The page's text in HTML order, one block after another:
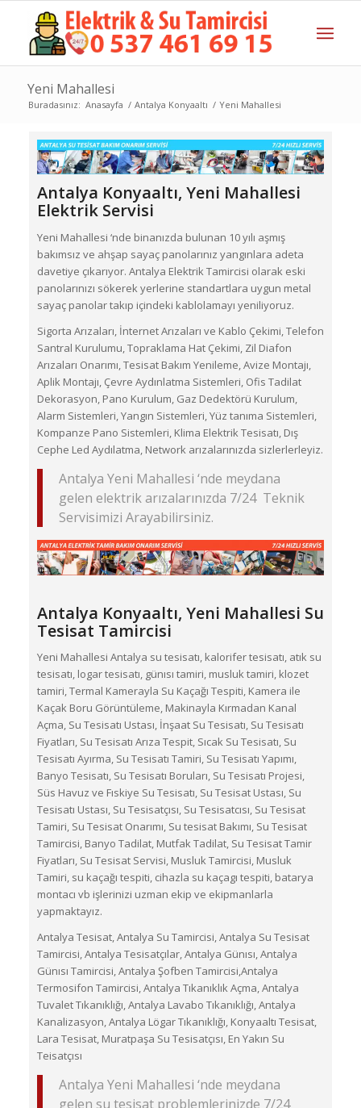
Yeni Mahallesi
Buradasınız: Anasayfa / Antalya Konyaaltı / Yeni Mahallesi
Antalya Konyaaltı, Yeni Mahallesi
Elektrik Servisi
Yeni Mahallesi ‘nde binanızda bulunan 10 yılı aşmış
bakımsız ve ahşap sayaç panolarınız yangınlara adeta
davetiye çıkarıyor. Antalya Elektrik Tamircisi olarak eski
panolarınızı sökerek yerlerine standartlara uygun metal
sayaç panolar takıp içindeki kablolamayı yeniliyoruz.
Sigorta Arızaları, İnternet Arızaları ve Kablo Çekimi, Telefon
Santral Kurulumu, Topraklama Hat Çekimi, Zil Diafon
Arızaları Onarımı, Tesisat Bakım Yenileme, Avize Montajı,
Aplik Montajı, Çevre Aydınlatma Sistemleri, Ofis Tadilat
Dekorasyon, Pano Kurulum, Gaz Dedektörü Kurulum,
Alarm Sistemleri, Yangın Sistemleri, Yüz tanıma Sistemleri,
Kompanze Pano Sistemleri, Klima Elektrik Tesisatı, Dış
Cephe Led Aydılatma, Network arızalarınızda sizlerlerleyiz.
Antalya Yeni Mahallesi ‘nde meydana
gelen elektrik arızalarınızda 7/24 Teknik
Servisimizi Arayabilirsiniz.
Antalya Konyaaltı, Yeni Mahallesi Su
Tesisat Tamircisi
Yeni Mahallesi Antalya su tesisatı, kalorifer tesisatı, atık su
tesisatı, logar tesisatı, günısı tamiri, musluk tamiri, klozet
tamiri, Termal Kamerayla Su Kaçağı Tespiti, Kamera ile
Kaçak Boru Görüntüleme, Makinayla Kırmadan Kanal
Açma, Su Tesisatı Ustası, İnşaat Su Tesisatı, Su Tesisatı
Fiyatları, Su Tesisatı Arıza Tespit, Sıcak Su Tesisatı, Su
Tesisatı Ayırma, Su Tesisatı Tamiri, Su Tesisatı Yapımı,
Banyo Tesisatı, Su Tesisatı Boruları, Su Tesisatı Projesi,
Süs Havuz ve Fıskiye Su Tesisatı, Su Tesisat Ustası, Su
Tesisatı Ustası, Su Tesisatçısı, Su Tesisatcısı, Su Tesisat
Tamiri, Su Tesisat Onarımı, Su tesisat Bakımı, Su Tesisat
Tamircisi, Banyo Tadilat, Mutfak Tadilat, Su Tesisat Tamir
Fiyatları, Su Tesisat Servisi, Musluk Tamircisi, Musluk
Tamiri, su kaçağı tespiti, cihazla su kaçagı tespiti, batarya
montacı vb işlerinizi uzman ekip ve ekipmanlarla
yapmaktayız.
Antalya Tesisat, Antalya Su Tamircisi, Antalya Su Tesisat
Tamircisi, Antalya Tesisatçılar, Antalya Günısı, Antalya
Günısı Tamircisi, Antalya Şofben Tamircisi,Antalya
Termosifon Tamircisi, Antalya Tıkanıklık Açma, Antalya
Tuvalet Tıkanıklığı, Antalya Lavabo Tıkanıklığı, Antalya
Kanalizasyon, Antalya Lögar Tıkanıklığı, Konyaaltı Tesisat,
Lara Tesisat, Muratpaşa Su Tesisatçısı, En Yakın Su
Teisatçısı
Antalya Yeni Mahallesi ‘nde meydana
gelen su tesisat problemlerinizde 7/24